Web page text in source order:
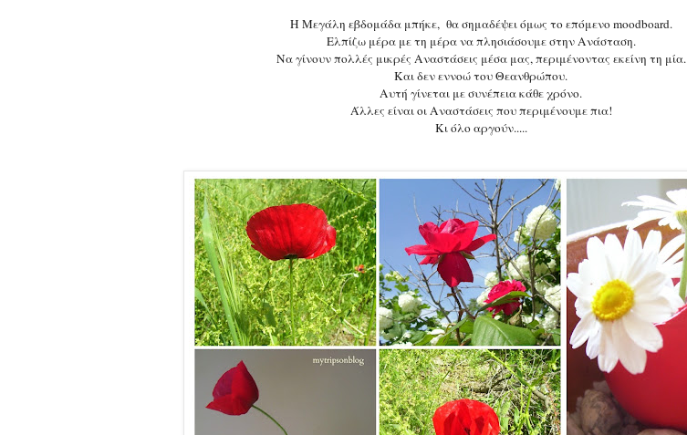
Η Μεγάλη εβδομάδα μπήκε, θα σημαδέψει όμως το επόμενο moodboard.
Ελπίζω μέρα με τη μέρα να πλησιάσουμε στην Ανάσταση.
Να γίνουν πολλές μικρές Αναστάσεις μέσα μας, περιμένοντας εκείνη τη μία.
Και δεν εννοώ του Θεανθρώπου.
Αυτή γίνεται με συνέπεια κάθε χρόνο.
Άλλες είναι οι Αναστάσεις που περιμένουμε πια!
Κι όλο αργούν.....